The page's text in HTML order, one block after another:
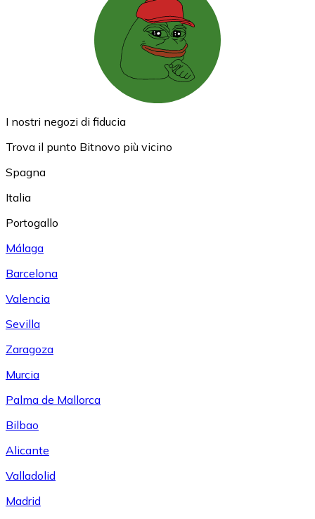
I nostri negozi di fiducia
Trova il punto Bitnovo più vicino
Spagna
Italia
Portogallo
Málaga
Barcelona
Valencia
Sevilla
Zaragoza
Murcia
Palma de Mallorca
Bilbao
Alicante
Valladolid
Madrid